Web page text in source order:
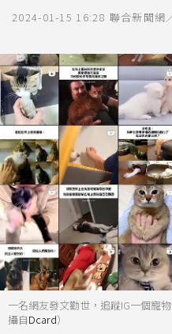
2024-01-15 16:28 聯合新聞網
一名網友發文勸世，追蹤IG一個寵
攝自Dcard）